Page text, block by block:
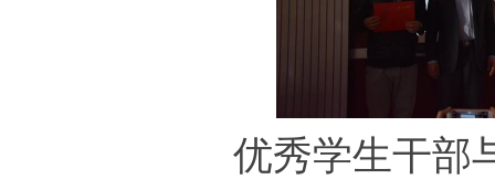
优秀学生干部